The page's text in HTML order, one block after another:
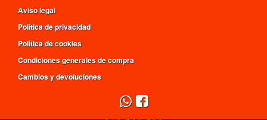
Aviso legal
Política de privacidad
Política de cookies
Condiciones generales de compra
Cambios y devoluciones